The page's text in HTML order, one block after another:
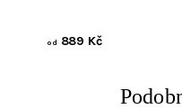
od 889 Kč